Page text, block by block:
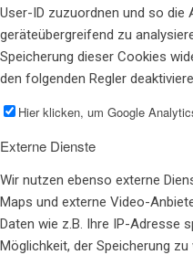
User-ID zuzuordnen und so die
geräteübergreifend zu
Speicherung dieser Cookies
den folgenden Regler
Hier klicken, um Google
Externe Dienste
Wir nutzen ebenso externe
Maps und externe Video-
Daten wie z.B. Ihre IP-Adresse
Möglichkeit, der Speicherung